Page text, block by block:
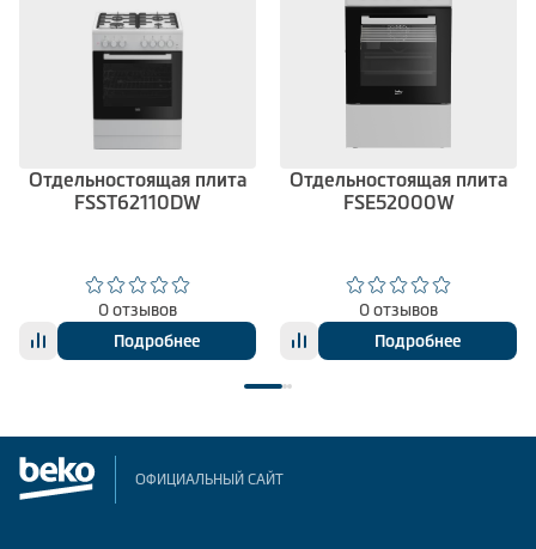
Отдельностоящая плита
FSST62110DW
0 отзывов
Подробнее
Отдельностоящая плита
FSE52000W
0 отзывов
Подробнее
ОФИЦИАЛЬНЫЙ САЙТ